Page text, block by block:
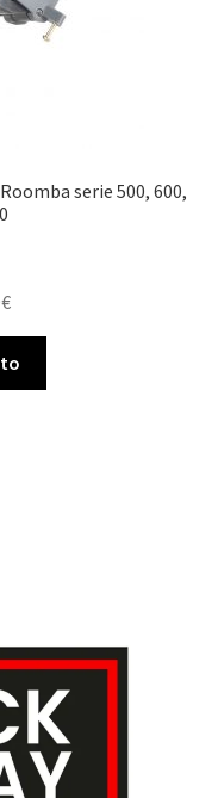
serie 500, 600,
€El
precio
actual
es: